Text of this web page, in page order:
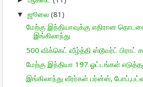
▼ ஜூலை (81)
மேற்கு இந்தியாவுக்கு எதிரான
இங்கிலாந்து
500 விக்கெட் வீழ்த்தி ஸ்டூவர்ட் பிராட்
மேற்கு இந்தியா 197 ஓட்டங்கள்
இங்கிலாந்து வீரர்கள் பர்ன்ஸ்,